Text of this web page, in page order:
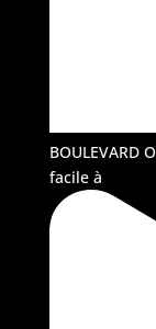
BOULEVARD
facile à